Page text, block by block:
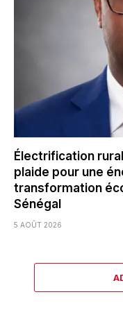
Électrification
plaide pour une
transformation
Sénégal
5 AOÛT 2026